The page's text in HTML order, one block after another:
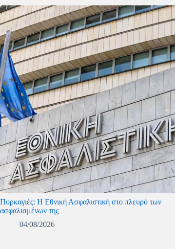
Πυρκαγιές: Η Εθνική Ασφαλιστική στο πλευρό των
ασφαλισμένων της
04/08/2026